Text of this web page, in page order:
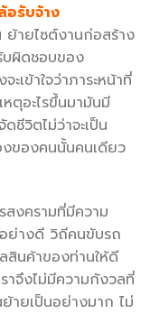
อรับจ้าง
ายไซต์งานก่อสร้าง
บผิดชอบของ
เข้าใจว่าภาระหน้าที่
ตุอะไรขึ้นมามันมี
ชีวิตไม่ว่าจะเป็น
งของคนนั้นคนเดียว
สงครามที่มีความ
ย่างดี วิถีคนขับรถ
สินค้าของท่านให้ดี
จึงไม่มีความกังวลที่
ย้ายเป็นอย่างมาก ไม่